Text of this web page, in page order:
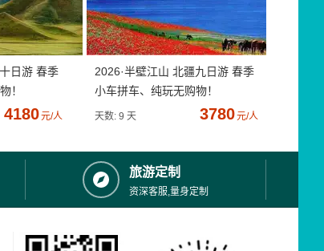
日游 春季
！
4180元/人
2026·半壁江山 北疆九日游 春季
小车拼车、纯玩无购物！
天数: 9 天 3780元/人
旅游定制
资深客服,量身定制